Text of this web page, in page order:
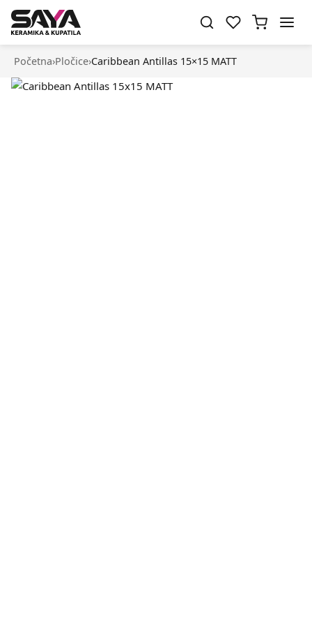
Početna›Pločice›Caribbean Antillas 15×15 MATT